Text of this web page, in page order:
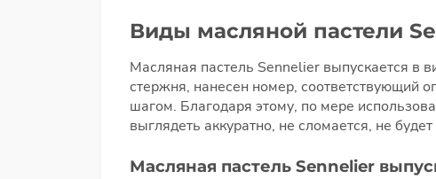
Виды масляной пастели
Масляная пастель Sennelier выпускается в
стержня, нанесен номер, соответствующий
шагом. Благодаря этому, по мере
выглядеть аккуратно, не сломается, не
Масляная пастель Sennelier